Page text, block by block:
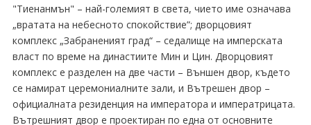
"Тиенанмън" – най-големият в света, чието име означава
„вратата на небесното спокойствие”; дворцовият
комплекс „Забраненият град“ – седалище на имперската
власт по време на династиите Мин и Цин. Дворцовият
комплекс е разделен на две части – Външен двор, където
се намират церемониалните зали, и Вътрешен двор –
официалната резиденция на императора и императрицата.
Вътрешният двор е проектиран по една от основните